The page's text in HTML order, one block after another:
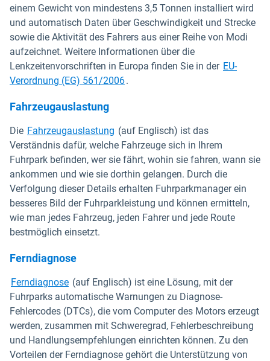
einem Gewicht von mindestens 3,5 Tonnen installiert wird
und automatisch Daten über Geschwindigkeit und Strecke
sowie die Aktivität des Fahrers aus einer Reihe von Modi
aufzeichnet. Weitere Informationen über die
Lenkzeitenvorschriften in Europa finden Sie in der EU-
Verordnung (EG) 561/2006In neuem Fenster öffnen
.
Fahrzeugauslastung
Die Fahrzeugauslastung (auf Englisch) ist das
Verständnis dafür, welche Fahrzeuge sich in Ihrem
Fuhrpark befinden, wer sie fährt, wohin sie fahren, wann sie
ankommen und wie sie dorthin gelangen. Durch die
Verfolgung dieser Details erhalten Fuhrparkmanager ein
besseres Bild der Fuhrparkleistung und können ermitteln,
wie man jedes Fahrzeug, jeden Fahrer und jede Route
bestmöglich einsetzt.
Ferndiagnose
Ferndiagnose (auf Englisch) ist eine Lösung, mit der
Fuhrparks automatische Warnungen zu Diagnose-
Fehlercodes (DTCs), die vom Computer des Motors erzeugt
werden, zusammen mit Schweregrad, Fehlerbeschreibung
und Handlungsempfehlungen einrichten können. Zu den
Vorteilen der Ferndiagnose gehört die Unterstützung von